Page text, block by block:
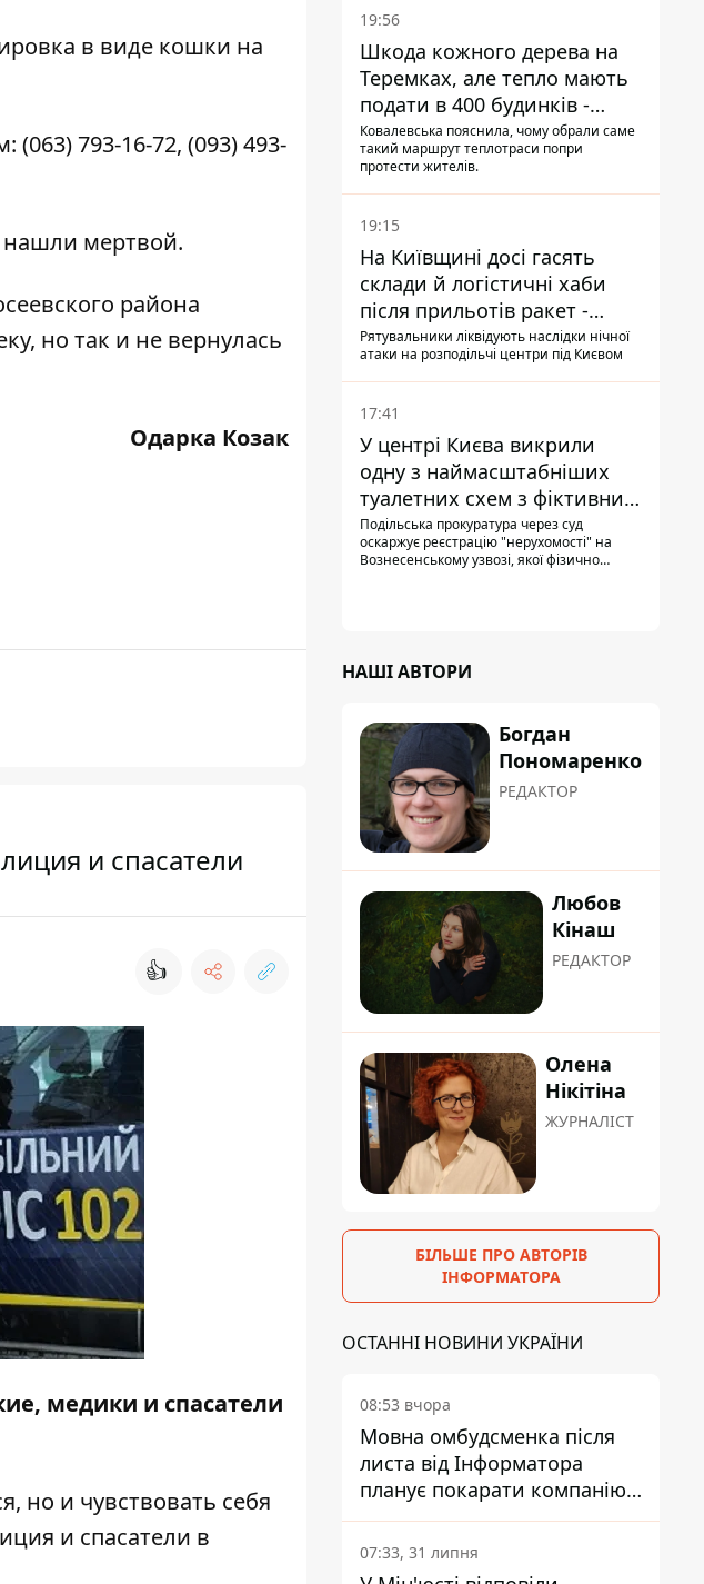
в виде кошки на
793-16-72, (093) 493-
мертвой.
района
но так и не вернулась
Одарка Козак
и спасатели
👍
медики и спасатели
но и чувствовать себя
и спасатели в
19:56
Шкода кожного дерева на
Теремках, але тепло мають
подати в 400 будинків -
депутатка Київради
Ковалевська пояснила, чому обрали саме
такий маршрут теплотраси попри
протести жителів.
19:15
На Київщині досі гасять
склади й логістичні хаби
після прильотів ракет -
ДСНС
Рятувальники ліквідують наслідки нічної
атаки на розподільчі центри під Києвом
17:41
У центрі Києва викрили
одну з наймасштабніших
туалетних схем з фіктивним
будинком
Подільська прокуратура через суд
оскаржує реєстрацію "нерухомості" на
Вознесенському узвозі, якої фізично
НАШІ АВТОРИ
Богдан
Пономаренко
РЕДАКТОР
Любов
Кінаш
РЕДАКТОР
Олена
Нікітіна
ЖУРНАЛІСТ
БІЛЬШЕ ПРО АВТОРІВ
ІНФОРМАТОРА
ОСТАННІ НОВИНИ УКРАЇНИ
08:53 вчора
Мовна омбудсменка після
листа від Інформатора
планує покарати компанію-
підрядника ПриватБанку
07:33, 31 липня